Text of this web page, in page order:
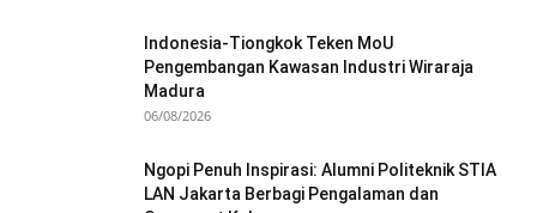
Indonesia-Tiongkok Teken MoU
Pengembangan Kawasan Industri Wiraraja
Madura
06/08/2026
Ngopi Penuh Inspirasi: Alumni Politeknik STIA
LAN Jakarta Berbagi Pengalaman dan